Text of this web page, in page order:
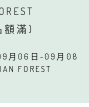
額滿)
月06日-09月08
FOREST